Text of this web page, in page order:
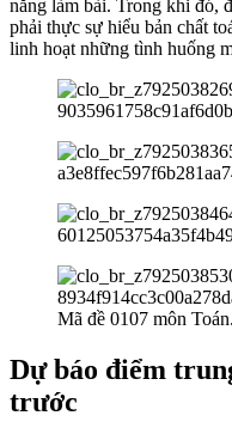
năng làm bài. Trong khi đó,
phải thực sự hiểu bản chất
linh hoạt những tình huống
Mã đề 0107 môn Toán.
Dự báo điểm
trước